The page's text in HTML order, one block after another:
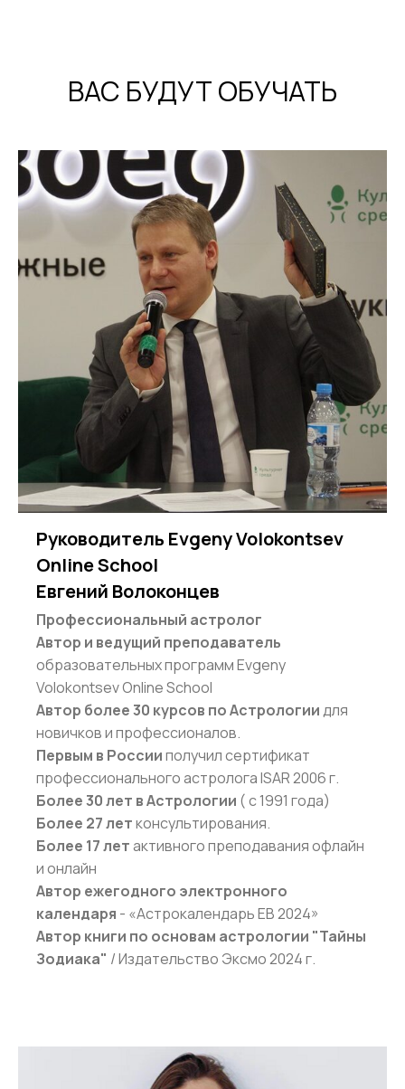
ВАС БУДУТ ОБУЧАТЬ
Руководитель Evgeny Volokontsev
Online School
Евгений Волоконцев
Профессиональный астролог
Автор и ведущий преподаватель
образовательных программ Evgeny
Volokontsev Online School
Автор более 30 курсов по Астрологиидля
новичков и профессионалов.
Первым в Россииполучил сертификат
профессионального астролога ISAR 2006 г.
Более 30 лет в Астрологии ( с 1991 года)
Более 27 летконсультирования.
Более 17 летактивного преподавания офлайн
и онлайн
Автор ежегодного электронного
календаря - «Астрокалендарь ЕВ 2024»
Автор книги по основам астрологии "Тайны
Зодиака" / Издательство Эксмо 2024 г.